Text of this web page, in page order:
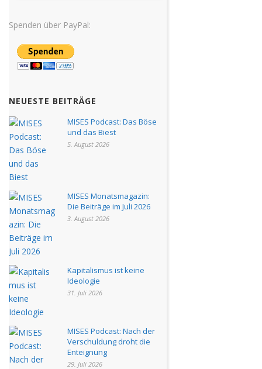
Spenden über PayPal:
NEUESTE BEITRÄGE
MISES Podcast: Das Böse
und das Biest
5. August 2026
MISES Monatsmagazin:
Die Beiträge im Juli 2026
3. August 2026
Kapitalismus ist keine
Ideologie
31. Juli 2026
MISES Podcast: Nach der
Verschuldung droht die
Enteignung
29. Juli 2026